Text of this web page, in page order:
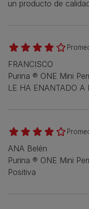
un producto de
FRANCISCO
Purina ® ONE Mini
LE HA ENANTADO A
ANA Belén
Purina ® ONE Mini
Positiva